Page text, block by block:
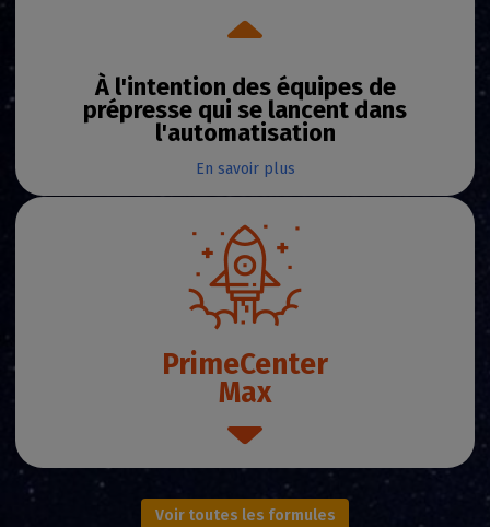
À l'intention des équipes de
prépresse qui se lancent dans
l'automatisation
En savoir plus
PrimeCenter
Max
Voir toutes les formules